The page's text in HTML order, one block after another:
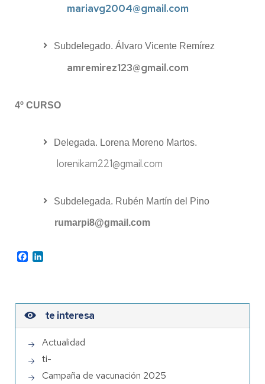
mariavg2004@gmail.com
Subdelegado. Álvaro Vicente Remírez
amremirez123@gmail.com
4º CURSO
Delegada. Lorena Moreno Martos.
lorenikam221@gmail.com
Subdelegada. Rubén Martín del Pino
rumarpi8@gmail.com
Facebook
te interesa
Actualidad
ti-
Campaña de vacunación 2025